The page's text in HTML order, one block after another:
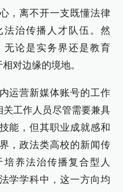
，离不开一支既懂法律
法治传播人才队伍。然
论是实务界还是教育
对边缘的境地。
运营新媒体账号的工作
关工作人员尽管需要兼具
能，但其职业成就感和
，政法类高校的新闻传
养法治传播复合型人
学学科中，这一方向均